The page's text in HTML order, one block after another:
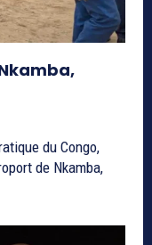
du Congo,
de Nkamba,